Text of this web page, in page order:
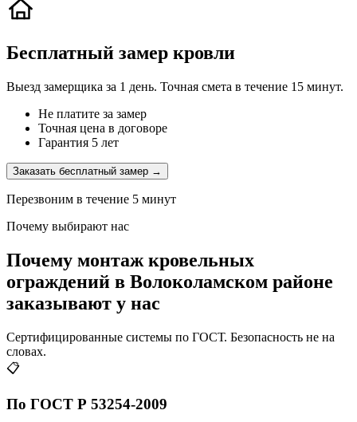
Бесплатный замер кровли
Выезд замерщика за 1 день. Точная смета в течение 15 минут.
Не платите за замер
Точная цена в договоре
Гарантия 5 лет
Заказать бесплатный замер →
Перезвоним в течение 5 минут
Почему выбирают нас
Почему монтаж кровельных
ограждений в Волоколамском районе
заказывают у нас
Сертифицированные системы по ГОСТ. Безопасность не на
словах.
📋
По ГОСТ Р 53254-2009